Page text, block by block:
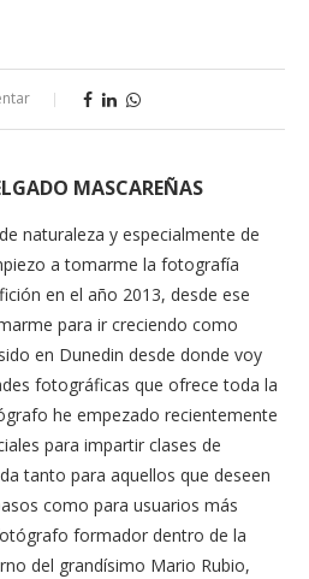
MASCAREÑAS
naturaleza y especialmente de
a tomarme la fotografía
en el año 2013, desde ese
para ir creciendo como
en Dunedin desde donde voy
fotográficas que ofrece toda la
he empezado recientemente
para impartir clases de
tanto para aquellos que deseen
como para usuarios más
formador dentro de la
del grandísimo Mario Rubio,